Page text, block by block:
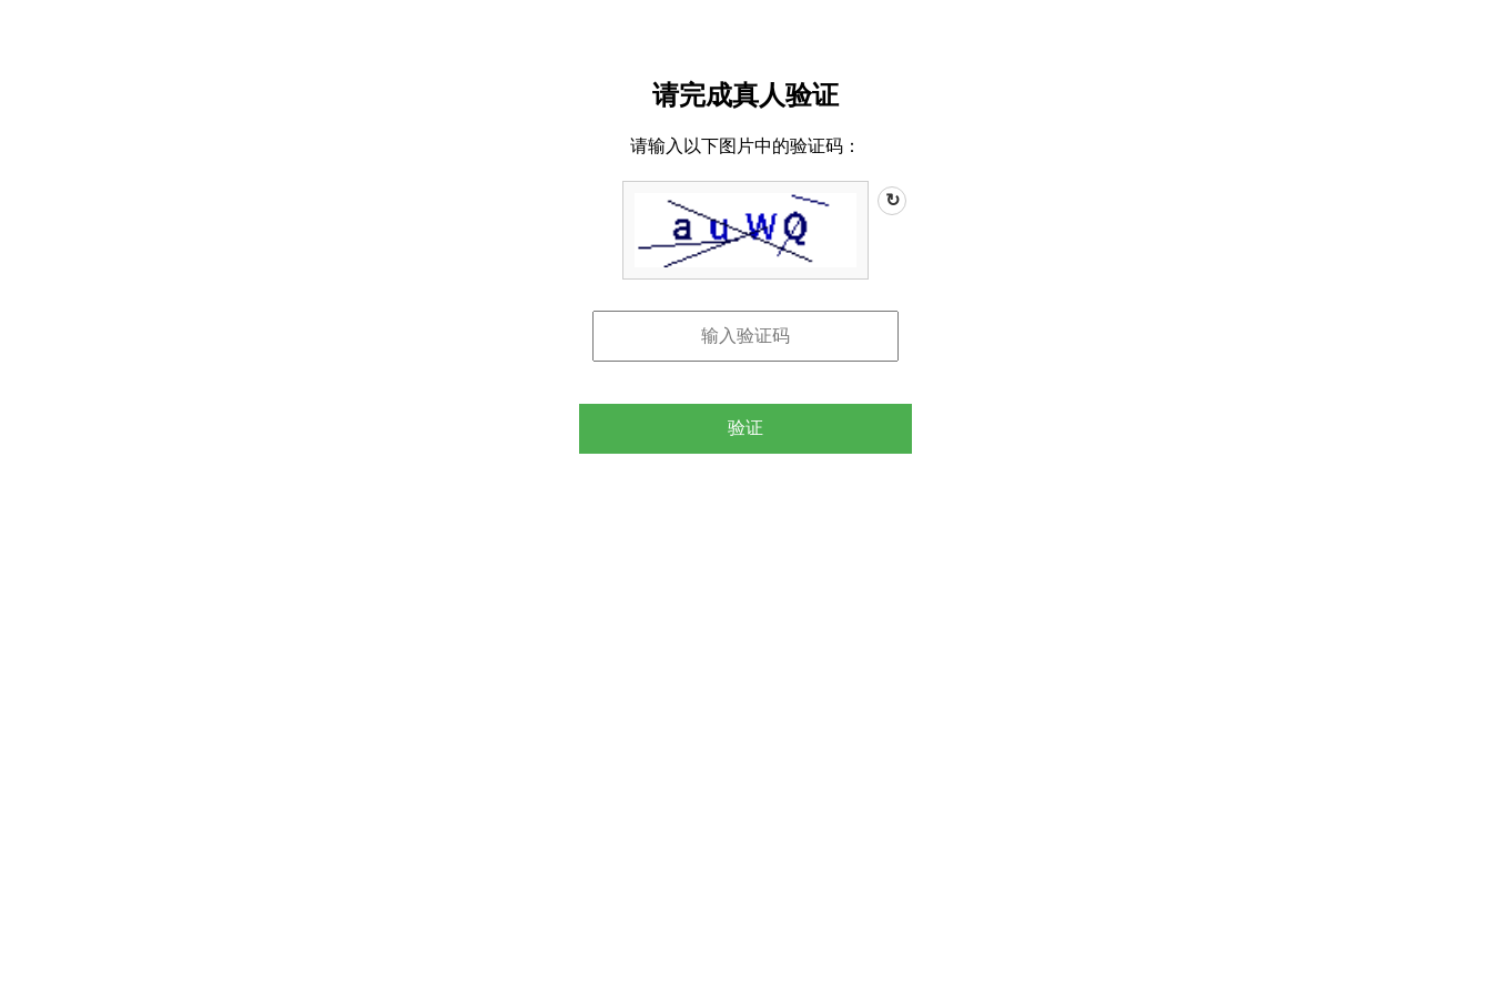
请完成真人验证
请输入以下图片中的验证码：
↻
验证